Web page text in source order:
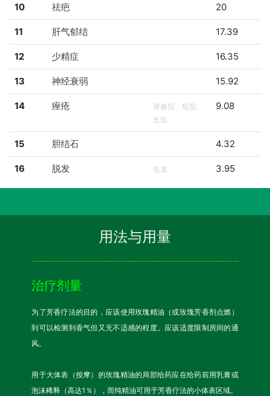
10 祛疤 20
11 肝气郁结 17.39
12 少精症 16.35
13 神经衰弱 15.92
14 痤疮
青春痘、痘痘、
长痘
9.08
15 胆结石 4.32
16 脱发 生发 3.95
用法与用量
治疗剂量
为了芳香疗法的目的，应该使用玫瑰精油（或玫瑰芳香剂点燃）
到可以检测到香气但又无不适感的程度。应该适度限制房间的通
风。
用于大体表（按摩）的玫瑰精油的局部给药应在给药前用乳膏或
泡沫稀释（高达1％），而纯精油可用于芳香疗法的小体表区域。